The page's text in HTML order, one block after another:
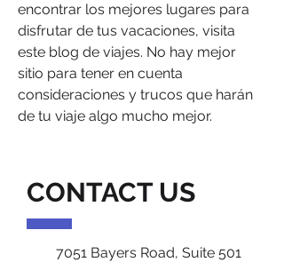
encontrar los mejores lugares para
disfrutar de tus vacaciones, visita
este blog de viajes. No hay mejor
sitio para tener en cuenta
consideraciones y trucos que harán
de tu viaje algo mucho mejor.
CONTACT US
7051 Bayers Road, Suite 501